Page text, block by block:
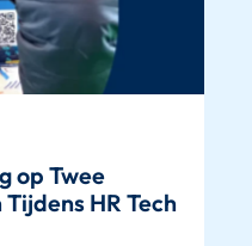
op Twee
HR Tech